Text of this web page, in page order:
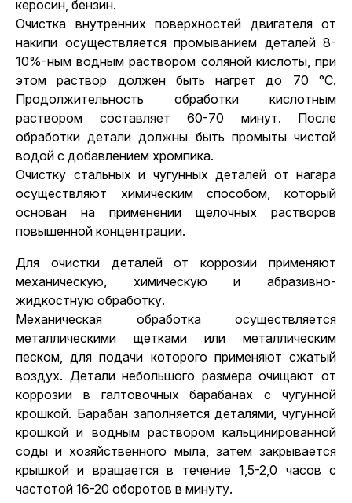
керосин, бензин.
Очистка внутренних поверхностей двигателя от
накипи осуществляется промыванием деталей 8-
10%-ным водным раствором соляной кислоты, при
этом раствор должен быть нагрет до 70 °С.
Продолжительность обработки кислотным
раствором составляет 60-70 минут. После
обработки детали должны быть промыты чистой
водой с добавлением хромпика.
Очистку стальных и чугунных деталей от нагара
осуществляют химическим способом, который
основан на применении щелочных растворов
повышенной концентрации.
Для очистки деталей от коррозии применяют
механическую, химическую и абразивно-
жидкостную обработку.
Механическая обработка осуществляется
металлическими щетками или металлическим
песком, для подачи которого применяют сжатый
воздух. Детали небольшого размера очищают от
коррозии в галтовочных барабанах с чугунной
крошкой. Барабан заполняется деталями, чугунной
крошкой и водным раствором кальцинированной
соды и хозяйственного мыла, затем закрывается
крышкой и вращается в течение 1,5-2,0 часов с
частотой 16-20 оборотов в минуту.